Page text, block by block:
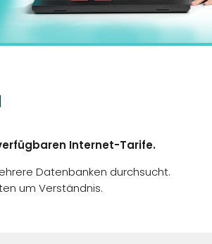
Internet-Tarife.
Datenbanken durchsucht.
um Verständnis.